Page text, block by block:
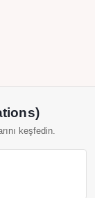
keşfedin.